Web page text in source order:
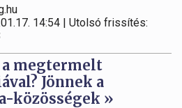
14:54 | Utolsó frissítés:
megtermelt
Jönnek a
közösségek »